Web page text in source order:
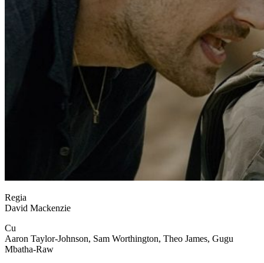
Regia
David Mackenzie
Cu
Aaron Taylor-Johnson, Sam Worthington, Theo James, Gugu
Mbatha-Raw